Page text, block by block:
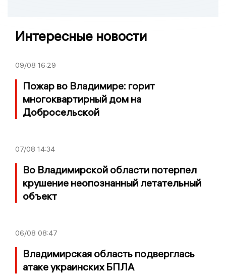
Интересные новости
09/08 16:29
Пожар во Владимире: горит
многоквартирный дом на
Добросельской
07/08 14:34
Во Владимирской области потерпел
крушение неопознанный летательный
объект
06/08 08:47
Владимирская область подверглась
атаке украинских БПЛА